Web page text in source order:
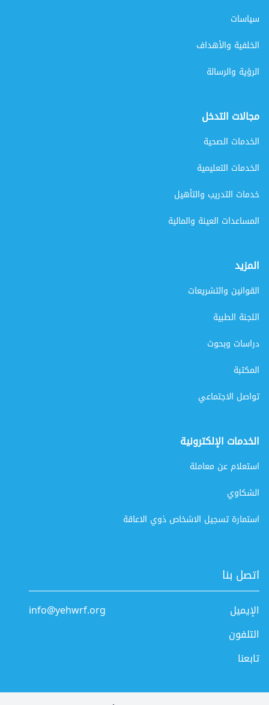
سياسات
الخلفية والأهداف
الرؤية والرسالة
مجالات التدخل
الخدمات الصحية
الخدمات التعليمية
خدمات التدريب والتأهيل
المساعدات العينة والمالية
المزيد
القوانين والتشريعات
اللجنة الطبية
دراسات وبحوث
المكتبة
تواصل الاجتماعي
الخدمات الإلكترونية
استعلام عن معاملة
الشكاوي
استمارة تسجيل الاشخاص ذوي الاعاقة
اتصل بنا
الإيميل
info@yehwrf.org
التلفون
تابعنا